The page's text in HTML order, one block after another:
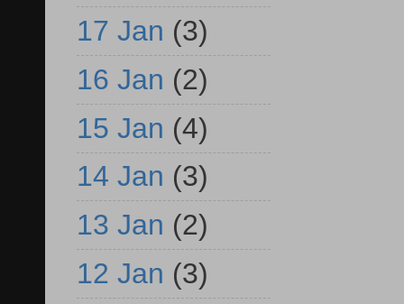
17 Jan (3)
16 Jan (2)
15 Jan (4)
14 Jan (3)
13 Jan (2)
12 Jan (3)